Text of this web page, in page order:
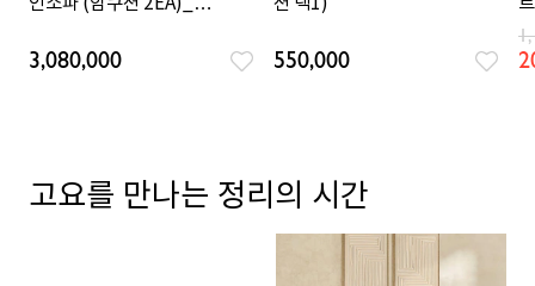
3,080,000 550,000
고요를 만나는 정리의 시간